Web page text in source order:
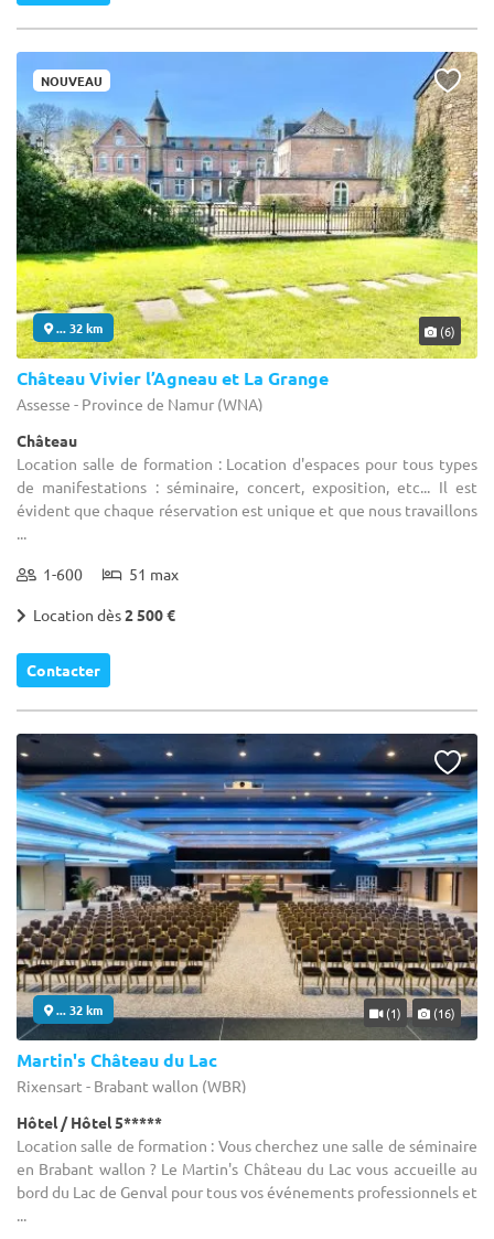
NOUVEAU
... 32 km (6)
Château Vivier l’Agneau et La Grange
Assesse - Province de Namur (WNA)
Château
Location salle de formation : Location d'espaces pour tous types
de manifestations : séminaire, concert, exposition, etc... Il est
évident que chaque réservation est unique et que nous travaillons
...
1-600 51 max
Location dès2 500 €
Contacter
... 32 km (1) (16)
Martin's Château du Lac
Rixensart - Brabant wallon (WBR)
Hôtel / Hôtel 5*****
Location salle de formation : Vous cherchez une salle de séminaire
en Brabant wallon ? Le Martin's Château du Lac vous accueille au
bord du Lac de Genval pour tous vos événements professionnels et
...